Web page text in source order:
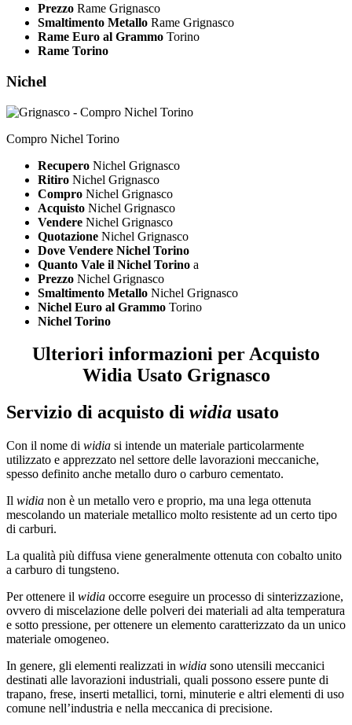
Prezzo Rame Grignasco
Smaltimento Metallo Rame Grignasco
Rame Euro al Grammo Torino
Rame Torino
Nichel
Compro Nichel Torino
Recupero Nichel Grignasco
Ritiro Nichel Grignasco
Compro Nichel Grignasco
Acquisto Nichel Grignasco
Vendere Nichel Grignasco
Quotazione Nichel Grignasco
Dove Vendere Nichel Torino
Quanto Vale il Nichel Torino a
Prezzo Nichel Grignasco
Smaltimento Metallo Nichel Grignasco
Nichel Euro al Grammo Torino
Nichel Torino
Ulteriori informazioni per Acquisto
Widia Usato Grignasco
Servizio di acquisto di widia usato
Con il nome di widia si intende un materiale particolarmente
utilizzato e apprezzato nel settore delle lavorazioni meccaniche,
spesso definito anche metallo duro o carburo cementato.
Il widia non è un metallo vero e proprio, ma una lega ottenuta
mescolando un materiale metallico molto resistente ad un certo tipo
di carburi.
La qualità più diffusa viene generalmente ottenuta con cobalto unito
a carburo di tungsteno.
Per ottenere il widia occorre eseguire un processo di sinterizzazione,
ovvero di miscelazione delle polveri dei materiali ad alta temperatura
e sotto pressione, per ottenere un elemento caratterizzato da un unico
materiale omogeneo.
In genere, gli elementi realizzati in widia sono utensili meccanici
destinati alle lavorazioni industriali, quali possono essere punte di
trapano, frese, inserti metallici, torni, minuterie e altri elementi di uso
comune nell’industria e nella meccanica di precisione.